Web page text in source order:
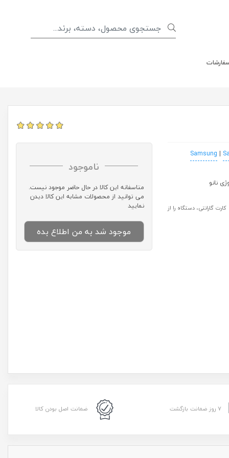
|
گارانتی، دستگاه را از
ناموجود
متاسفانه این کالا در حال حاضر موجود نیست.
می توانید از محصولات مشابه این کالا دیدن
نمایید
موجود شد به من اطلاع بده
۷ روز ضمانت بازگشت ضمانت اصل بودن کالا